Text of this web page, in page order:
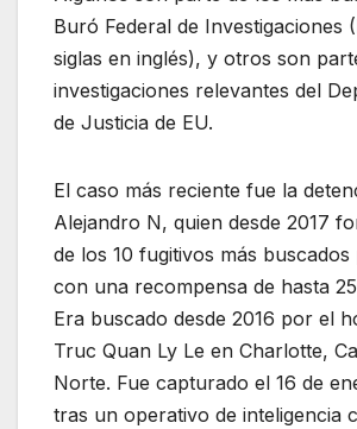
Buró Federal de Investigaciones
siglas en inglés), y otros son
investigaciones relevantes del
de Justicia de EU.
El caso más reciente fue la
Alejandro N, quien desde 2017
de los 10 fugitivos más
con una recompensa de hasta
Era buscado desde 2016 por el
Truc Quan Ly Le en Charlotte,
Norte. Fue capturado el 16 de
tras un operativo de inteligencia